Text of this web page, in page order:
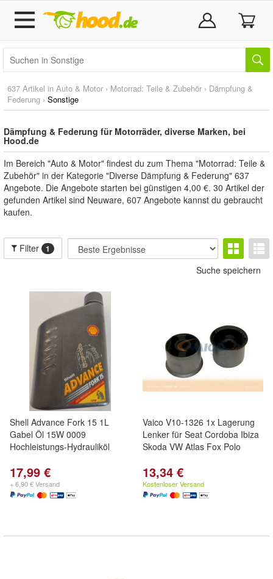
637 Artikel in Auto & Motor › Motorrad: Teile & Zubehör › Dämpfung &
Federung › Sonstige
Dämpfung & Federung für Motorräder, diverse Marken, bei
Hood.de
Im Bereich "Auto & Motor" findest du zum Thema "Motorrad: Teile &
Zubehör" in der Kategorie "Diverse Dämpfung & Federung" 637
Angebote. Die Angebote starten bei günstigen 4,00 €. 30 Artikel der
gefunden Artikel sind Neuware, 607 Angebote kannst du gebraucht
kaufen.
Filter 1
Suche speichern
Shell Advance Fork 15 1L
Gabel Öl 15W 0009
Hochleistungs-Hydrauliköl
17,99 €
+ 6,90 € Versand
Vaico V10-1326 1x Lagerung
Lenker für Seat Cordoba Ibiza
Skoda VW Atlas Fox Polo
13,34 €
Kostenloser Versand